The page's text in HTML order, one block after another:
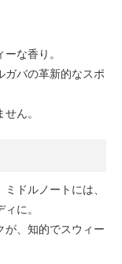
な香り。
ガバの革新的なスポ
ん。
ドルノートには、
に。
が、知的でスウィー